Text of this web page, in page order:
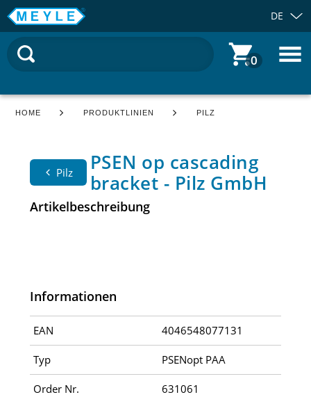
DE
0
HOME PRODUKTLINIEN PILZ
Pilz
PSEN op cascading
bracket - Pilz GmbH
Artikelbeschreibung
Informationen
EAN 4046548077131
Typ PSENopt PAA
Order Nr. 631061